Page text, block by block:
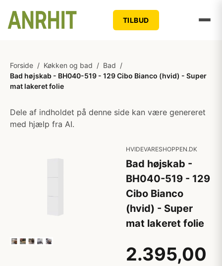
TILBUD
Forside / Køkken og bad / Bad /
Bad højskab - BH040-519 - 129 Cibo Bianco (hvid) - Super
mat lakeret folie
Dele af indholdet på denne side kan være genereret
med hjælp fra AI.
HVIDEVARESHOPPEN.DK
Bad højskab -
BH040-519 - 129
Cibo Bianco
(hvid) - Super
mat lakeret folie
2.395,00